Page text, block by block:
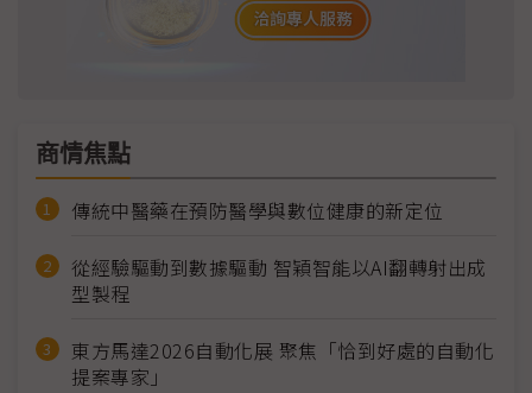
商情焦點
傳統中醫藥在預防醫學與數位健康的新定位
從經驗驅動到數據驅動 智穎智能以AI翻轉射出成
型製程
東方馬達2026自動化展 聚焦「恰到好處的自動化
提案專家」